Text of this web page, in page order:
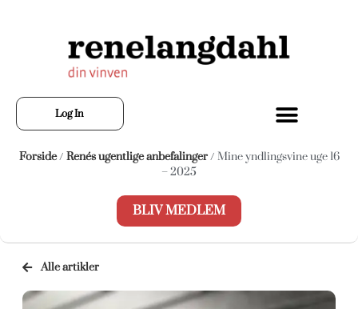
Log In
Forside/ Renés ugentlige anbefalinger/ Mine yndlingsvine uge 16
– 2025
BLIV MEDLEM
Alle artikler